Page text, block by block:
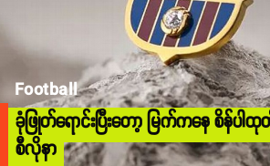
Football
ခုံဖြုတ်ရောင်းပြီးတော့ မြက်ကနေ စိန်ပါ
စီလိုနာ